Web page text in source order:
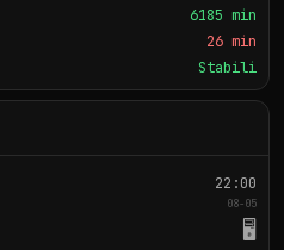
6185 min
26 min
Stabili
22:00
08-05
🖥️